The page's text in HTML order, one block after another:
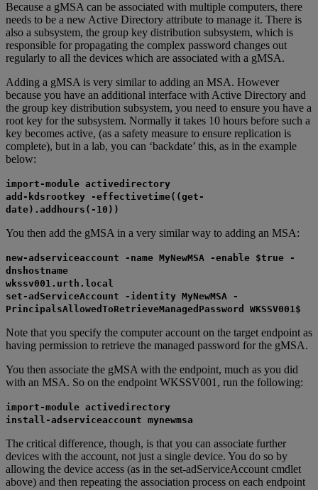
Because a gMSA can be associated with multiple computers, there
needs to be a new Active Directory attribute to manage it. There is
also a subsystem, the group key distribution subsystem, which is
responsible for propagating the complex password changes out
regularly to all the devices which are associated with a gMSA.
Adding a gMSA is very similar to adding an MSA. However
because you have an additional interface with Active Directory and
the group key distribution subsystem, you need to ensure you have a
root key for the subsystem. Normally it takes 10 hours before such a
key becomes active, (as a safety measure to ensure replication is
complete), but in a lab, you can ‘backdate’ this, as in the example
below:
import-module activedirectory
add-kdsrootkey -effectivetime((get-
date).addhours(-10))
You then add the gMSA in a very similar way to adding an MSA:
new-adserviceaccount -name MyNewMSA -enable $true -
dnshostname
wkssv001.urth.local
set-adServiceAccount -identity MyNewMSA -
PrincipalsAllowedToRetrieveManagedPassword WKSSV001$
Note that you specify the computer account on the target endpoint as
having permission to retrieve the managed password for the gMSA.
You then associate the gMSA with the endpoint, much as you did
with an MSA. So on the endpoint WKSSV001, run the following:
import-module activedirectory
install-adserviceaccount mynewmsa
The critical difference, though, is that you can associate further
devices with the account, not just a single device. You do so by
allowing the device access (as in the set-adServiceAccount cmdlet
above) and then repeating the association process on each endpoint